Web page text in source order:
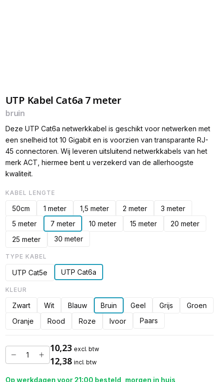
UTP Kabel Cat6a 7 meter
bruin
Deze UTP Cat6a netwerkkabel is geschikt voor netwerken met
een snelheid tot 10 Gigabit en is voorzien van transparante RJ-
45 connectoren. Wij leveren uitsluitend netwerkkabels van het
merk ACT, hiermee bent u verzekerd van de allerhoogste
kwaliteit.
KABEL LENGTE
50cm 1 meter 1,5 meter 2 meter
3 meter
5 meter
7 meter 10 meter 15 meter
20 meter
25 meter
30 meter
TYPE KABEL
UTP Cat5e UTP Cat6a
KLEUR
Zwart Wit Blauw Bruin Geel Grijs
Groen
Oranje
Rood Roze Ivoor Paars
10,23 excl. btw
12,38 incl. btw
Op werkdagen voor 21:00 besteld, morgen in huis